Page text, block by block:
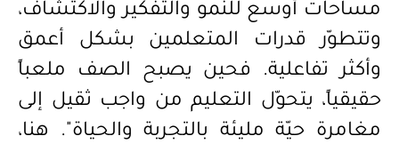
مساحات أوسع للنمو والتفكير والاكتشاف،
وتتطوّر قدرات المتعلمين بشكل أعمق
وأكثر تفاعلية. فحين يصبح الصف ملعباً
حقيقياً، يتحوّل التعليم من واجب ثقيل إلى
مغامرة حيّة مليئة بالتجربة والحياة". هنا،